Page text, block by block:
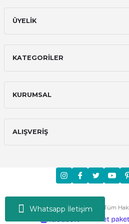
Whatsapp İletişim
ÜYELİK
KATEGORİLER
KURUMSAL
ALIŞVERİŞ
Moni © 2024 - Tüm